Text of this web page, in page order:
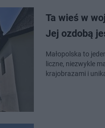
Ta wieś w
Jej ozdobą
Małopolska to
liczne, niezwykle
krajobrazami i